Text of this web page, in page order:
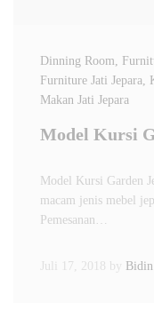
Dinning Room,
Furniture Jati Jepara,
Makan Jati Jepara
Model Kursi
Model Kursi Garden
macam jenis mebel
Pemesanan…
Juli 17, 2018 by